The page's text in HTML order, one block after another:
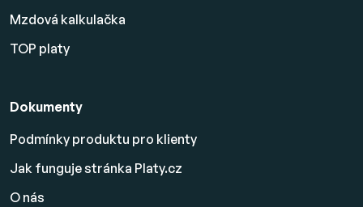
Mzdová kalkulačka
TOP platy
Dokumenty
Podmínky produktu pro klienty
Jak funguje stránka Platy.cz
O nás